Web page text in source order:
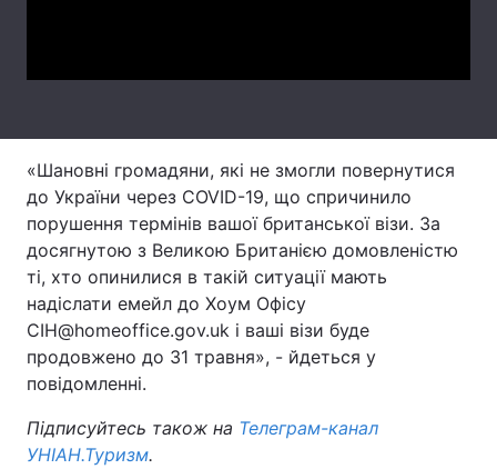
Послуги
Тема оформлення
«Шановні громадяни, які не змогли повернутися
до України через COVID-19, що спричинило
порушення термінів вашої британської візи. За
досягнутою з Великою Британією домовленістю
ті, хто опинилися в такій ситуації мають
надіслати емейл до Хоум Офісу
CIH@homeoffice.gov.uk і ваші візи буде
продовжено до 31 травня», - йдеться у
повідомленні.
Підписуйтесь також на Телеграм-канал
УНІАН.Туризм.